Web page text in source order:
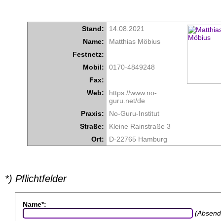
Stand:
14.08.2021
Name:
Matthias Möbius
Festnetz:
Mobil:
0170-4849248
Fax:
Web:
https://www.no-
guru.net/de
Praxis:
No-Guru-Institut
Straße:
Kleine Rainstraße 3
Ort:
D-22765 Hamburg
*) Pflichtfelder
Name*: